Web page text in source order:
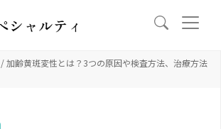
/ 加齢黄斑変性とは？3つの原因や検査方法、治療方法